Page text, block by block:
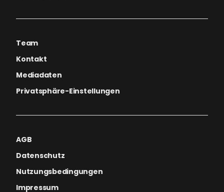
Team
Kontakt
Mediadaten
Privatsphäre-Einstellungen
AGB
Datenschutz
Nutzungsbedingungen
Impressum